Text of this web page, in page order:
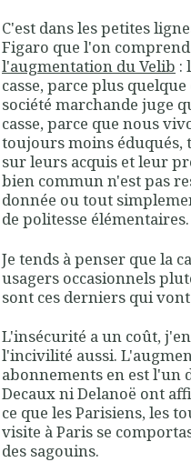
C'est dans les petites
Figaro que l'on comprend
l'augmentation du Velib :
casse, parce plus
société marchande juge
casse, parce que nous
toujours moins éduqués,
sur leurs acquis et leur
bien commun n'est pas
donnée ou tout
de politesse élémentaires.
Je tends à penser que la
usagers occasionnels
sont ces derniers qui
L'insécurité a un coût,
l'incivilité aussi.
abonnements en est l'un
Decaux ni Delanoë ont
ce que les Parisiens, les
visite à Paris se
des sagouins.